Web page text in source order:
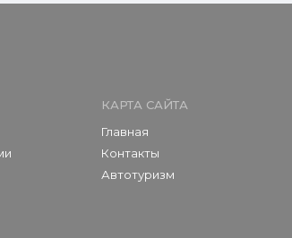
КАРТА САЙТА
Главная
Контакты
Автотуризм